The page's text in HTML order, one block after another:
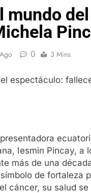
mundo
0 3 Mins
Iesmin Pincay,
más de una
de fortaleza
cáncer, su salud